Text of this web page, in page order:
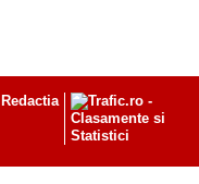
Redactia